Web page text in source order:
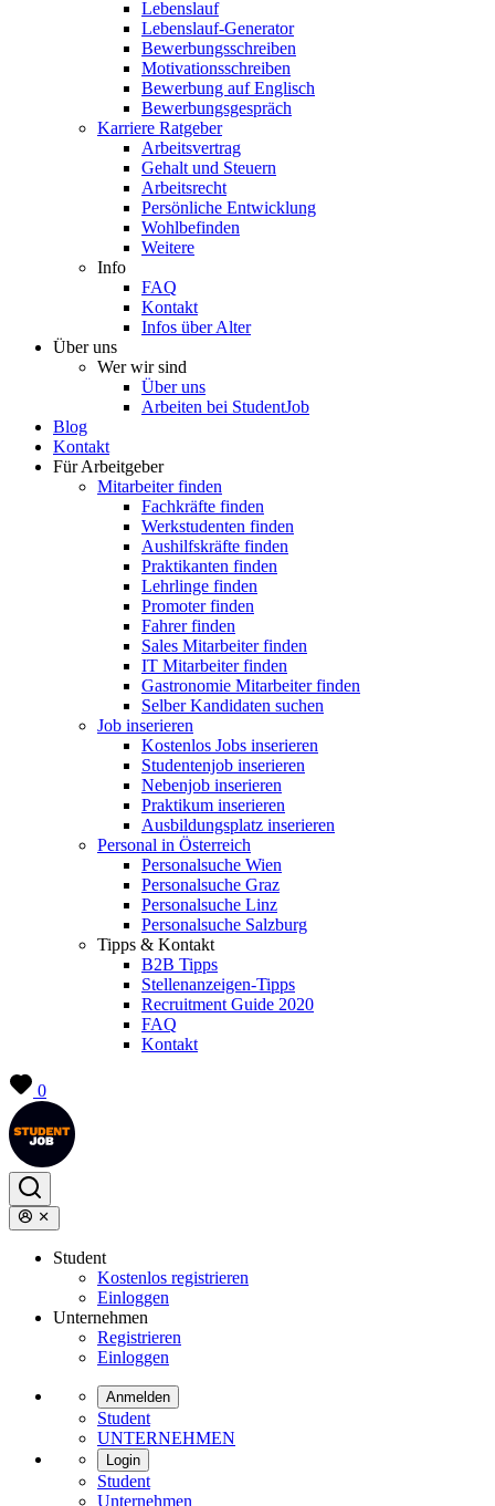
Lebenslauf
Lebenslauf-Generator
Bewerbungsschreiben
Motivationsschreiben
Bewerbung auf Englisch
Bewerbungsgespräch
Karriere Ratgeber
Arbeitsvertrag
Gehalt und Steuern
Arbeitsrecht
Persönliche Entwicklung
Wohlbefinden
Weitere
Info
FAQ
Kontakt
Infos über Alter
Über uns
Wer wir sind
Über uns
Arbeiten bei StudentJob
Blog
Kontakt
Für Arbeitgeber
Mitarbeiter finden
Fachkräfte finden
Werkstudenten finden
Aushilfskräfte finden
Praktikanten finden
Lehrlinge finden
Promoter finden
Fahrer finden
Sales Mitarbeiter finden
IT Mitarbeiter finden
Gastronomie Mitarbeiter finden
Selber Kandidaten suchen
Job inserieren
Kostenlos Jobs inserieren
Studentenjob inserieren
Nebenjob inserieren
Praktikum inserieren
Ausbildungsplatz inserieren
Personal in Österreich
Personalsuche Wien
Personalsuche Graz
Personalsuche Linz
Personalsuche Salzburg
Tipps & Kontakt
B2B Tipps
Stellenanzeigen-Tipps
Recruitment Guide 2020
FAQ
Kontakt
0
Student
Kostenlos registrieren
Einloggen
Unternehmen
Registrieren
Einloggen
Anmelden
Student
UNTERNEHMEN
Login
Student
Unternehmen